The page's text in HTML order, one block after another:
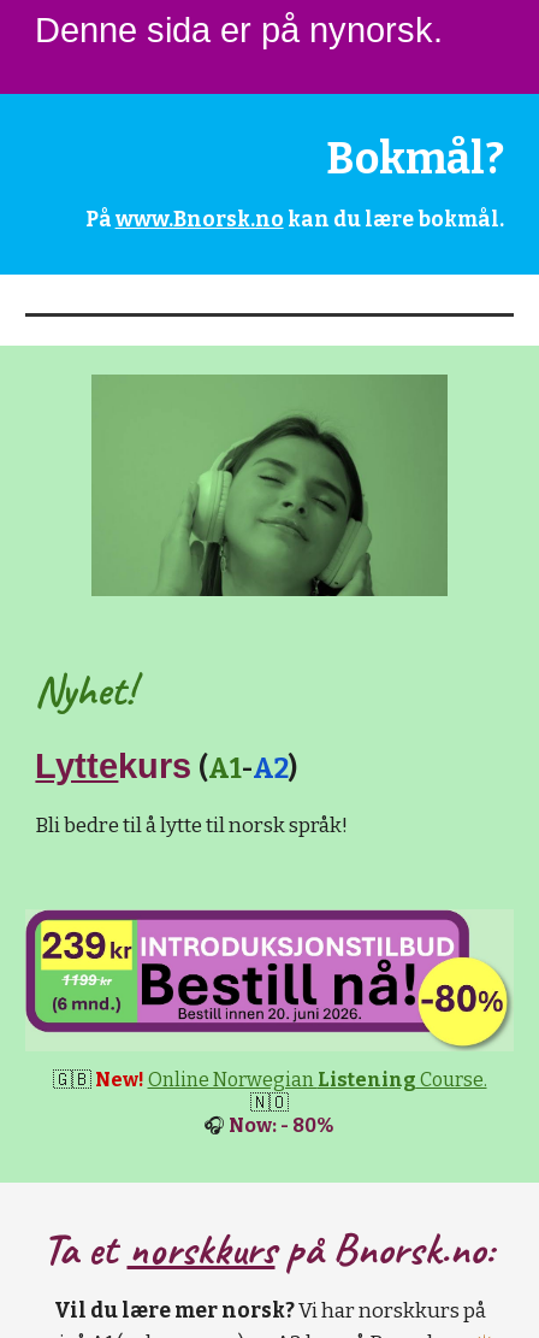
Denne sida er på nynorsk.
Bokmål?
Påwww.Bnorsk.no kan du lære bokmål.
Nyhet!
Lyttekurs (A1-A2)
Bli bedre til å lytte til norsk språk!
🇬🇧 New! Online Norwegian Listening Course.
🇳🇴
🎧 Now: - 80%
Ta et norskkurspå Bnorsk.no:
Vil du lære mer norsk?Vi har norskkurs på